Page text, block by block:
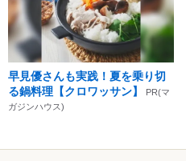
早見優さんも実践！夏を乗り切
る鍋料理【クロワッサン】
PR(マ
ガジンハウス)